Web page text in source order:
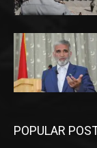
POPULAR